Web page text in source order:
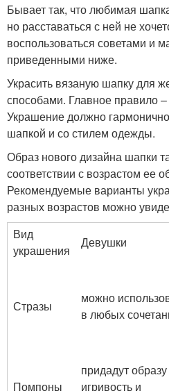
Бывает так, что любимая
но расставаться с ней не
воспользоваться советами и
приведенными ниже.
Украсить вязаную шапку для
способами. Главное правило
Украшение должно
шапкой и со стилем одежды.
Образ нового дизайна шапки
соответствии с возрастом ее
Рекомендуемые варианты
разных возрастов можно
Вид
украшения
Девушки
Стразы
можно
в любых
Помпоны
придадут образу
игривость и